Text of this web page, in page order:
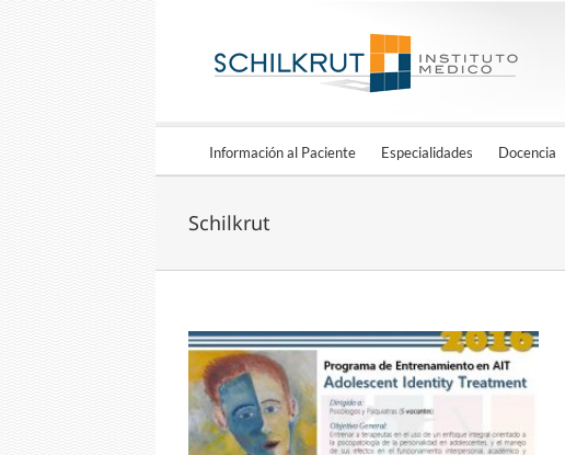
Información al Paciente Especialidades Docencia
Schilkrut